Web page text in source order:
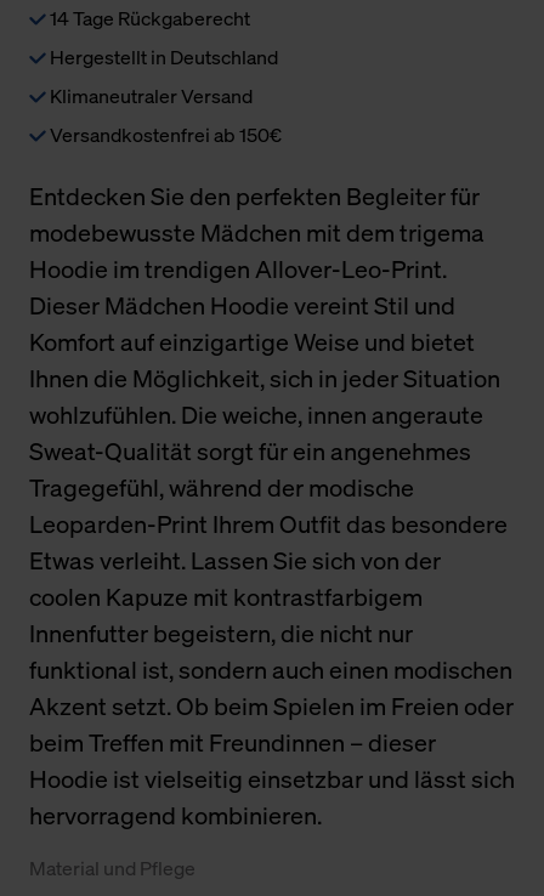
14 Tage Rückgaberecht
Hergestellt in Deutschland
Klimaneutraler Versand
Versandkostenfrei ab 150€
Entdecken Sie den perfekten Begleiter für
modebewusste Mädchen mit dem trigema
Hoodie im trendigen Allover-Leo-Print.
Dieser Mädchen Hoodie vereint Stil und
Komfort auf einzigartige Weise und bietet
Ihnen die Möglichkeit, sich in jeder Situation
wohlzufühlen. Die weiche, innen angeraute
Sweat-Qualität sorgt für ein angenehmes
Tragegefühl, während der modische
Leoparden-Print Ihrem Outfit das besondere
Etwas verleiht. Lassen Sie sich von der
coolen Kapuze mit kontrastfarbigem
Innenfutter begeistern, die nicht nur
funktional ist, sondern auch einen modischen
Akzent setzt. Ob beim Spielen im Freien oder
beim Treffen mit Freundinnen – dieser
Hoodie ist vielseitig einsetzbar und lässt sich
hervorragend kombinieren.
Material und Pflege